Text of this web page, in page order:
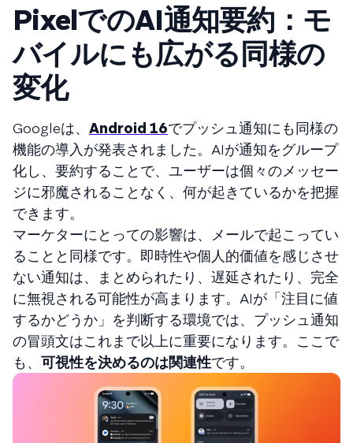
PixelでのAI通知要約：モ
バイルにも広がる同様の
変化
Googleは、 Android 16でプッシュ通知にも同様の
機能の導入が発表されました。AIが通知をグループ
化し、要約することで、ユーザーは個々のメッセー
ジに邪魔されることなく、何が起きているかを把握
できます。
マーケターにとっての影響は、メールで起こってい
ることと同様です。即時性や個人的価値を感じさせ
ない通知は、まとめられたり、遅延されたり、完全
に無視される可能性が高まります。AIが「注目に値
するかどうか」を判断する環境では、プッシュ通知
の冒頭文はこれまで以上に重要になります。ここで
も、 可視性を決めるのは関連性です。